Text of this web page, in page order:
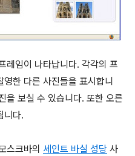
레임이 나타납니다. 각각의 프
한 다른 사진들을 표시합니
을 보실 수 있습니다. 또한 오른
니다.
스크바의 세인트 바실 성당 사